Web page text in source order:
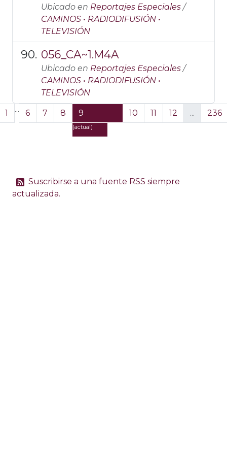
Ubicado en Reportajes Especiales /
CAMINOS • RADIODIFUSIÓN •
TELEVISIÓN
056_CA~1.M4A
Ubicado en Reportajes Especiales /
CAMINOS • RADIODIFUSIÓN •
TELEVISIÓN
1 ... 6 7 8 9
(actual)
10 11 12 ... 236
Suscribirse a una fuente RSS siempre
actualizada.